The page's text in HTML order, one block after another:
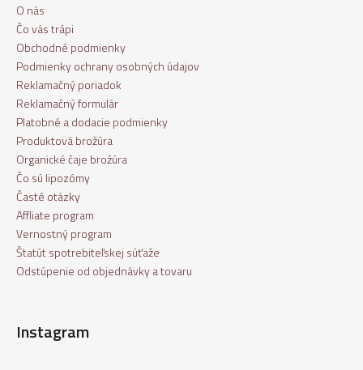
O nás
Čo vás trápi
Obchodné podmienky
Podmienky ochrany osobných údajov
Reklamačný poriadok
Reklamačný formulár
Platobné a dodacie podmienky
Produktová brožúra
Organické čaje brožúra
Čo sú lipozómy
Časté otázky
Affliate program
Vernostný program
Štatút spotrebiteľskej súťaže
Odstúpenie od objednávky a tovaru
Instagram